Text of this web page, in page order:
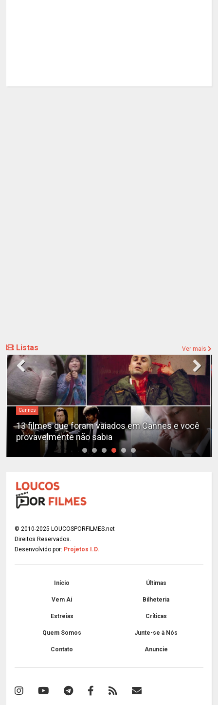
Listas Ver mais
Cannes
13 filmes que foram vaiados em Cannes e você
provavelmente não sabia
© 2010-2025 LOUCOSPORFILMES.net
Direitos Reservados.
Desenvolvido por: Projetos I.D.
Início Últimas
Vem Aí Bilheteria
Estreias Críticas
Quem Somos Junte-se à Nós
Contato Anuncie